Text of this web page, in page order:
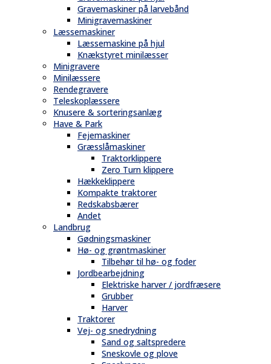
Gravemaskiner på larvebånd
Minigravemaskiner
Læssemaskiner
Læssemaskine på hjul
Knækstyret minilæsser
Minigravere
Minilæssere
Rendegravere
Teleskoplæssere
Knusere & sorteringsanlæg
Have & Park
Fejemaskiner
Græsslåmaskiner
Traktorklippere
Zero Turn klippere
Hækkeklippere
Kompakte traktorer
Redskabsbærer
Andet
Landbrug
Gødningsmaskiner
Hø- og grøntmaskiner
Tilbehør til hø- og foder
Jordbearbejdning
Elektriske harver / jordfræsere
Grubber
Harver
Traktorer
Vej- og snedrydning
Sand og saltspredere
Sneskovle og plove